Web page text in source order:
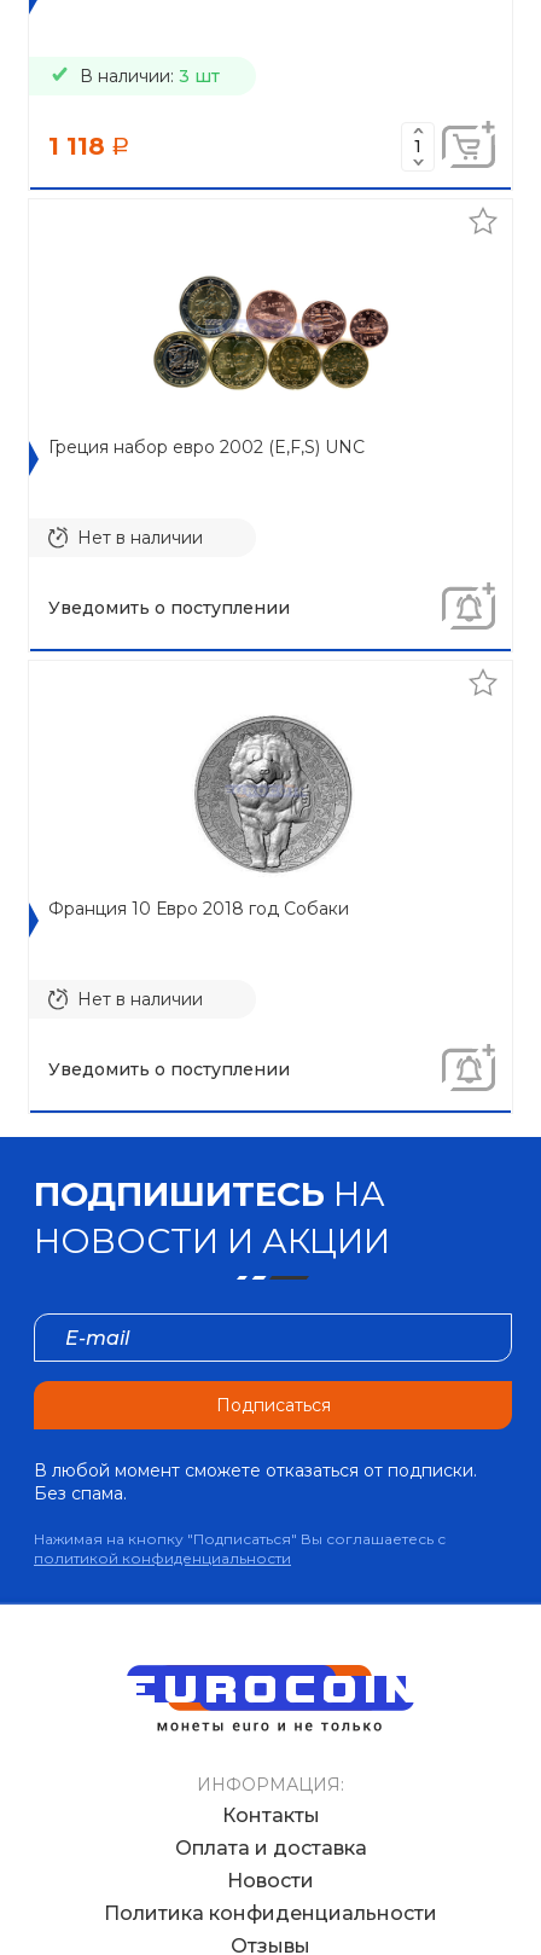
В наличии: 3 шт
1 118 a
Греция набор евро 2002 (E,F,S) UNC
Нет в наличии
Уведомить о поступлении
Франция 10 Евро 2018 год Собаки
Нет в наличии
Уведомить о поступлении
ПОДПИШИТЕСЬ НА
НОВОСТИ И АКЦИИ
Подписаться
В любой момент сможете отказаться от подписки.
Без спама.
Нажимая на кнопку "Подписаться" Вы соглашаетесь с
политикой конфиденциальности
ИНФОРМАЦИЯ:
Контакты
Оплата и доставка
Новости
Политика конфиденциальности
Отзывы